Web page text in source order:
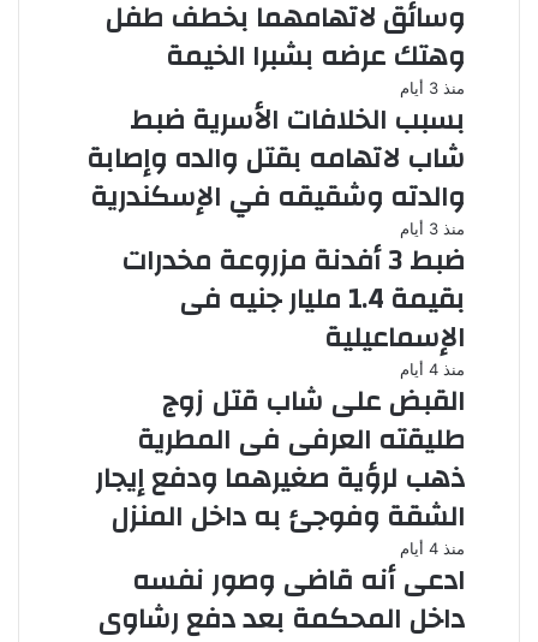
وسائق لاتهامهما بخطف طفل
وهتك عرضه بشبرا الخيمة
منذ 3 أيام
بسبب الخلافات الأسرية ضبط
شاب لاتهامه بقتل والده وإصابة
والدته وشقيقه في الإسكندرية
منذ 3 أيام
ضبط 3 أفدنة مزروعة مخدرات
بقيمة 1.4 مليار جنيه فى
الإسماعيلية
منذ 4 أيام
القبض على شاب قتل زوج
طليقته العرفى فى المطرية
ذهب لرؤية صغيرهما ودفع إيجار
الشقة وفوجئ به داخل المنزل
منذ 4 أيام
ادعى أنه قاضى وصور نفسه
داخل المحكمة بعد دفع رشاوى